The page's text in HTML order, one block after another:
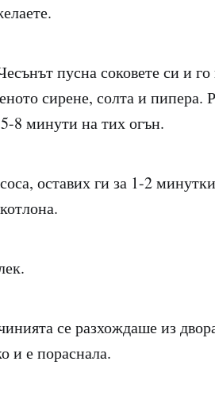
пусна соковете си и
сирене, солта и пипера.
5-8 минути на тих огън.
оставих ги за 1-2
се разхождаше из
и е пораснала.